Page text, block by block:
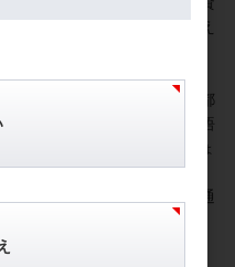
目していることも特徴と言え
れました。
していますね。住宅街から都
す。東京アラート発動を覚悟
由な時間を大切に使いましょ
ス（やっと和訳しなくても通
励行は忘れずに。